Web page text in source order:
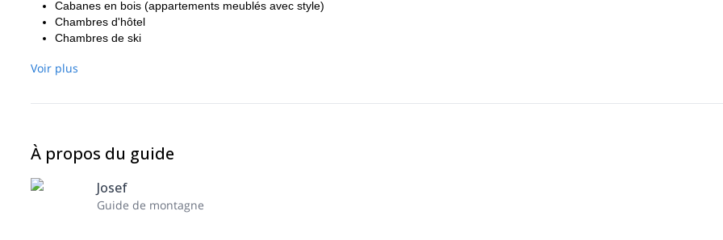
Cabanes en bois (appartements meublés avec style)
Chambres d'hôtel
Chambres de ski
Plus d'informations
les boissons de base aux repas (thé, café, eau)
guide de montagne certifié par l'IFMGA qui skiera avec le groupe
une assurance personnelle (voyage et sport)
assurance voyage, y compris l'assurance annulation de programme.
le transfert depuis l'aéroport
Voir plus
À propos du guide
Josef
Guide de montagne